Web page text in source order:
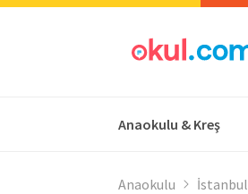
Anaokulu & Kreş
Anaokulu İstanbul